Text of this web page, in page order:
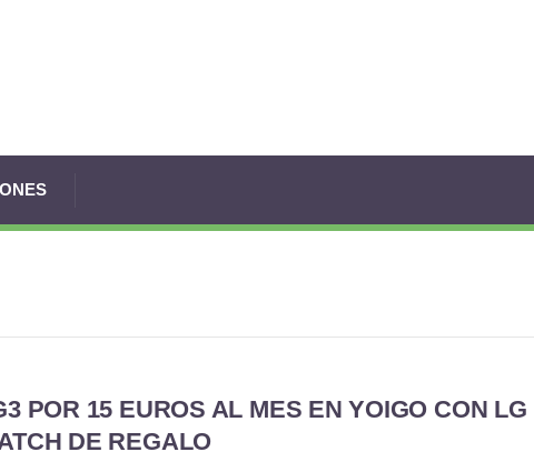
POR 15 EUROS AL MES EN YOIGO CON LG
DE REGALO